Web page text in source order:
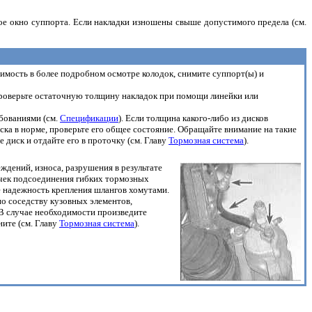
окно суппорта. Если накладки изношены свыше допустимого предела (см.
в более подробном осмотре колодок, снимите суппорт(ы) и
остаточную толщину накладок при помощи линейки или
(см. Спецификации). Если толщина какого-либо из дисков
в норме, проверьте его общее состояние. Обращайте внимание на такие
и отдайте его в проточку (см. Главу Тормозная система).
износа, разрушения в результате
подсоединения гибких тормозных
крепления шлангов хомутами.
соседству кузовных элементов,
необходимости произведите
(см. Главу Тормозная система).